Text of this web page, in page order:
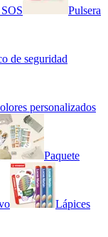
Pulsera
de seguridad
personalizados
Paquete
Lápices